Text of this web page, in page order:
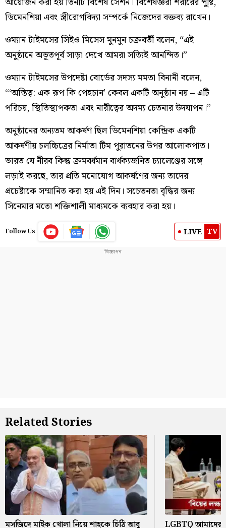
ডিমেনশিয়া এবং স্ত্রীরোগবিদ্যা সম্পর্কে নিজেদের বক্তব্য রাখেন।
ওম্যান টাইমসের সিইও মিসেস মুনমুন চক্রবর্তী বলেন, “এই
অনুষ্ঠানে অভূতপূর্ব সাড়া দেখে আমরা সত্যিই আনন্দিত।”
ওম্যান টাইমসের উপদেষ্টা বোর্ডের সদস্য মমতা বিনানী বলেন,
“‘অস্তিত্ব: এক রূপ কি পেহচান’ কেবল একটি অনুষ্ঠান নয় – এটি
পরিচয়, স্থিতিস্থাপকতা এবং নারীত্বের অদম্য চেতনার উদযাপন।”
অনুষ্ঠানের অন্যতম আকর্ষণ ছিল ডিমেনশিয়া কেন্দ্রিক একটি
আকর্ষণীয় চলচ্চিত্রের নির্মাতা টিম পুরাতনের উপর আলোকপাত।
ভারত যে নীরব কিন্তু ক্রমবর্ধমান বার্ধক্যজনিত চ্যালেঞ্জের সঙ্গে
লড়াই করছে, তার প্রতি মনোযোগ আকর্ষণের জন্য তাদের
প্রচেষ্টাকে সম্মানিত করা হয় এই দিন। সচেতনতা বৃদ্ধির জন্য
সিনেমার মতো শক্তিশালী মাধ্যমকে ব্যবহার করা হয়।
Follow Us LIVE TV
Related Stories
মসজিদে মাইক খোলা নিয়ে শাহকে চিঠি আবু
LGBTQ আমাদের